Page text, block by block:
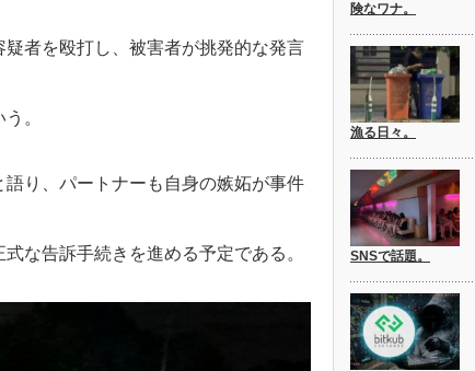
者を殴打し、被害者が挑発的な発言
。
り、パートナーも自身の嫉妬が事件
な告訴手続きを進める予定である。
険なワナ。
漁る日々。
SNSで話題。